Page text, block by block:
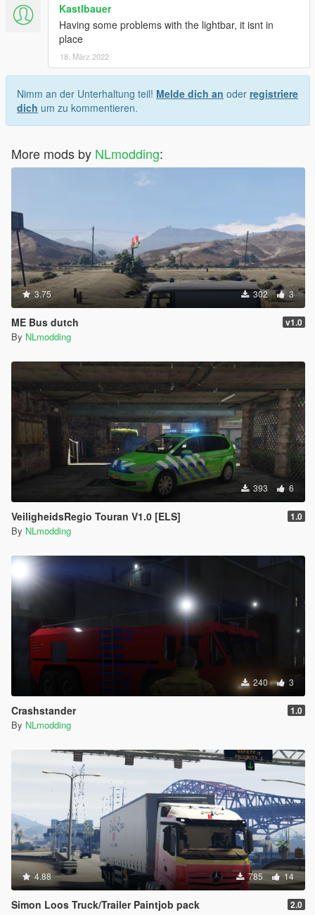
Kastlbauer
Having some problems with the lightbar, it isnt in
place
18. März 2022
Nimm an der Unterhaltung teil! Melde dich an oder registriere
dich um zu kommentieren.
More mods by NLmodding:
3.75 302 3
ME Bus dutch v1.0
By NLmodding
393 6
VeiligheidsRegio Touran V1.0 [ELS] 1.0
By NLmodding
240 3
Crashstander 1.0
By NLmodding
4.88 785 14
Simon Loos Truck/Trailer Paintjob pack 2.0